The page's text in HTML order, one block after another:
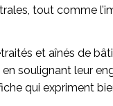
tout comme
et aînés de
soulignant leur
qui expriment